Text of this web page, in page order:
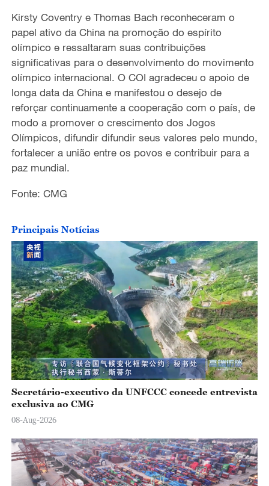
Kirsty Coventry e Thomas Bach reconheceram o
papel ativo da China na promoção do espírito
olímpico e ressaltaram suas contribuições
significativas para o desenvolvimento do movimento
olímpico internacional. O COI agradeceuo apoio de
longa data da China e manifestou o desejo de
reforçar continuamente a cooperação com o país, de
modo a promover o crescimento dos Jogos
Olímpicos, difundir difundir seus valores pelo mundo,
fortalecer a união entre os povos e contribuir para a
paz mundial.
Fonte: CMG
Principais Notícias
Secretário-executivo da UNFCCC concede entrevista
exclusiva ao CMG
08-Aug-2026